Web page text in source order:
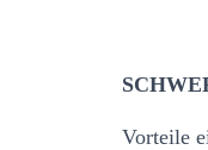
Vorteile